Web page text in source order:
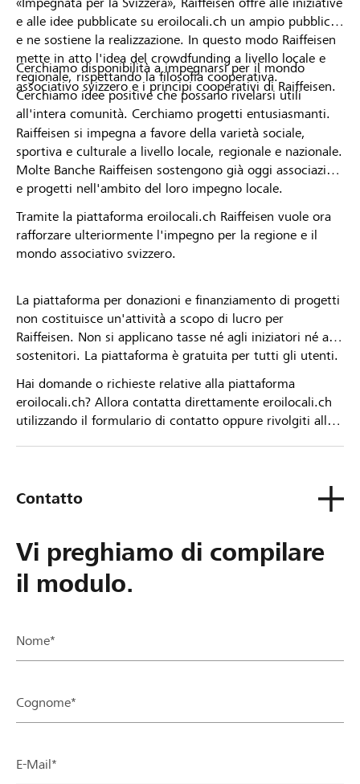
e alle idee pubblicate su eroilocali.ch un ampio pubblico
e ne sostiene la realizzazione. In questo modo Raiffeisen
mette in atto l'idea del crowdfunding a livello locale e
regionale, rispettando la filosofia cooperativa.
Cerchiamo idee positive che possano rivelarsi utili
all'intera comunità. Cerchiamo progetti entusiasmanti.
Cerchiamo disponibilità a impegnarsi per il mondo
associativo svizzero e i principi cooperativi di Raiffeisen.
Raiffeisen si impegna a favore della varietà sociale,
sportiva e culturale a livello locale, regionale e nazionale.
Molte Banche Raiffeisen sostengono già oggi associazioni
e progetti nell'ambito del loro impegno locale.
Tramite la piattaforma eroilocali.ch Raiffeisen vuole ora
rafforzare ulteriormente l'impegno per la regione e il
mondo associativo svizzero.
La piattaforma per donazioni e finanziamento di progetti
non costituisce un'attività a scopo di lucro per
Raiffeisen. Non si applicano tasse né agli iniziatori né ai
sostenitori. La piattaforma è gratuita per tutti gli utenti.
Hai domande o richieste relative alla piattaforma
eroilocali.ch? Allora contatta direttamente eroilocali.ch
utilizzando il formulario di contatto oppure rivolgiti alla
Contatto
Vi preghiamo di compilare
il modulo.
Nome*
Cognome*
E-Mail*